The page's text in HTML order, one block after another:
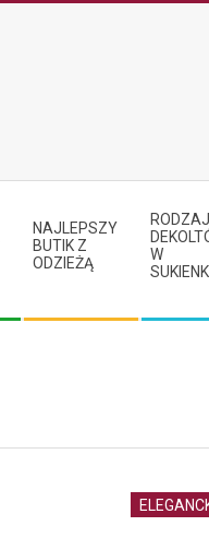
NAJLEPSZY
BUTIK Z
ODZIEŻĄ
W